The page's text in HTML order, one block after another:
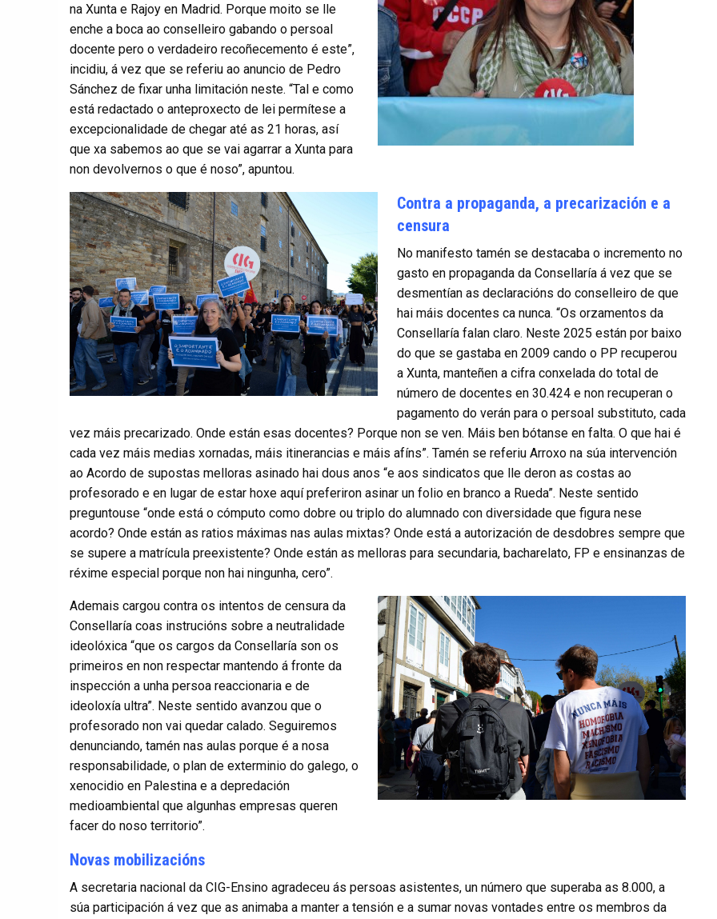
na Xunta e Rajoy en Madrid. Porque moito se lle
enche a boca ao conselleiro gabando o persoal
docente pero o verdadeiro recoñecemento é este”,
incidiu, á vez que se referiu ao anuncio de Pedro
Sánchez de fixar unha limitación neste. “Tal e como
está redactado o anteproxecto de lei permítese a
excepcionalidade de chegar até as 21 horas, así
que xa sabemos ao que se vai agarrar a Xunta para
non devolvernos o que é noso”, apuntou.
Contra a propaganda, a precarización e a
censura
No manifesto tamén se destacaba o incremento no
gasto en propaganda da Consellaría á vez que se
desmentían as declaracións do conselleiro de que
hai máis docentes ca nunca. “Os orzamentos da
Consellaría falan claro. Neste 2025 están por baixo
do que se gastaba en 2009 cando o PP recuperou
a Xunta, manteñen a cifra conxelada do total de
número de docentes en 30.424 e non recuperan o
pagamento do verán para o persoal substituto, cada
vez máis precarizado. Onde están esas docentes? Porque non se ven. Máis ben bótanse en falta. O que hai é
cada vez máis medias xornadas, máis itinerancias e máis afíns”. Tamén se referiu Arroxo na súa intervención
ao Acordo de supostas melloras asinado hai dous anos “e aos sindicatos que lle deron as costas ao
profesorado e en lugar de estar hoxe aquí preferiron asinar un folio en branco a Rueda”. Neste sentido
preguntouse “onde está o cómputo como dobre ou triplo do alumnado con diversidade que figura nese
acordo? Onde están as ratios máximas nas aulas mixtas? Onde está a autorización de desdobres sempre que
se supere a matrícula preexistente? Onde están as melloras para secundaria, bacharelato, FP e ensinanzas de
réxime especial porque non hai ningunha, cero”.
Ademais cargou contra os intentos de censura da
Consellaría coas instrucións sobre a neutralidade
ideolóxica “que os cargos da Consellaría son os
primeiros en non respectar mantendo á fronte da
inspección a unha persoa reaccionaria e de
ideoloxía ultra”. Neste sentido avanzou que o
profesorado non vai quedar calado. Seguiremos
denunciando, tamén nas aulas porque é a nosa
responsabilidade, o plan de exterminio do galego, o
xenocidio en Palestina e a depredación
medioambiental que algunhas empresas queren
facer do noso territorio”.
Novas mobilizacións
A secretaria nacional da CIG-Ensino agradeceu ás persoas asistentes, un número que superaba as 8.000, a
súa participación á vez que as animaba a manter a tensión e a sumar novas vontades entre os membros da